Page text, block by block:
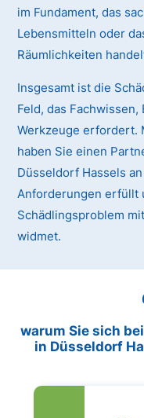
im Fundament, das
Lebensmitteln oder
Räumlichkeiten
Insgesamt ist die
Feld, das
Werkzeuge erfordert.
haben Sie einen
Düsseldorf Hassels
Anforderungen erfüllt
Schädlingsproblem
widmet.
warum Sie sich
in Düsseldorf